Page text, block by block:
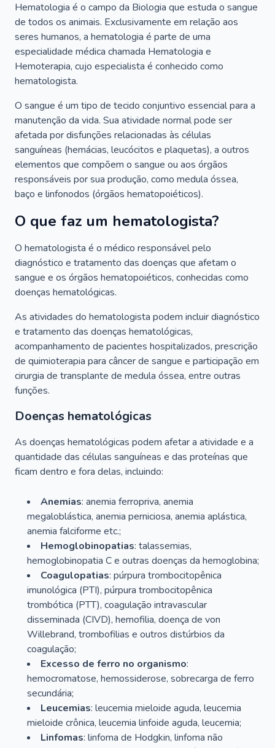
Hematologia é o campo da Biologia que estuda o sangue
de todos os animais. Exclusivamente em relação aos
seres humanos, a hematologia é parte de uma
especialidade médica chamada Hematologia e
Hemoterapia, cujo especialista é conhecido como
hematologista.
O sangue é um tipo de tecido conjuntivo essencial para a
manutenção da vida. Sua atividade normal pode ser
afetada por disfunções relacionadas às células
sanguíneas (hemácias, leucócitos e plaquetas), a outros
elementos que compõem o sangue ou aos órgãos
responsáveis por sua produção, como medula óssea,
baço e linfonodos (órgãos hematopoiéticos).
O que faz um hematologista?
O hematologista é o médico responsável pelo
diagnóstico e tratamento das doenças que afetam o
sangue e os órgãos hematopoiéticos, conhecidas como
doenças hematológicas.
As atividades do hematologista podem incluir diagnóstico
e tratamento das doenças hematológicas,
acompanhamento de pacientes hospitalizados, prescrição
de quimioterapia para câncer de sangue e participação em
cirurgia de transplante de medula óssea, entre outras
funções.
Doenças hematológicas
As doenças hematológicas podem afetar a atividade e a
quantidade das células sanguíneas e das proteínas que
ficam dentro e fora delas, incluindo:
Anemias: anemia ferropriva, anemia
megaloblástica, anemia perniciosa, anemia aplástica,
anemia falciforme etc.;
Hemoglobinopatias: talassemias,
hemoglobinopatia C e outras doenças da hemoglobina;
Coagulopatias: púrpura trombocitopênica
imunológica (PTI), púrpura trombocitopênica
trombótica (PTT), coagulação intravascular
disseminada (CIVD), hemofilia, doença de von
Willebrand, trombofilias e outros distúrbios da
coagulação;
Excesso de ferro no organismo:
hemocromatose, hemossiderose, sobrecarga de ferro
secundária;
Leucemias: leucemia mieloide aguda, leucemia
mieloide crônica, leucemia linfoide aguda, leucemia;
Linfomas: linfoma de Hodgkin, linfoma não